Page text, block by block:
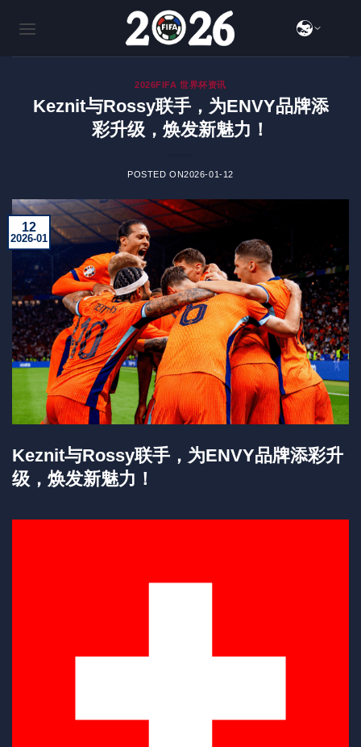
2026FIFA 世界杯资讯
Keznit与Rossy联手，为ENVY品牌添
彩升级，焕发新魅力！
POSTED ON2026-01-12
12
2026-01
Keznit与Rossy联手，为ENVY品牌添彩升
级，焕发新魅力！